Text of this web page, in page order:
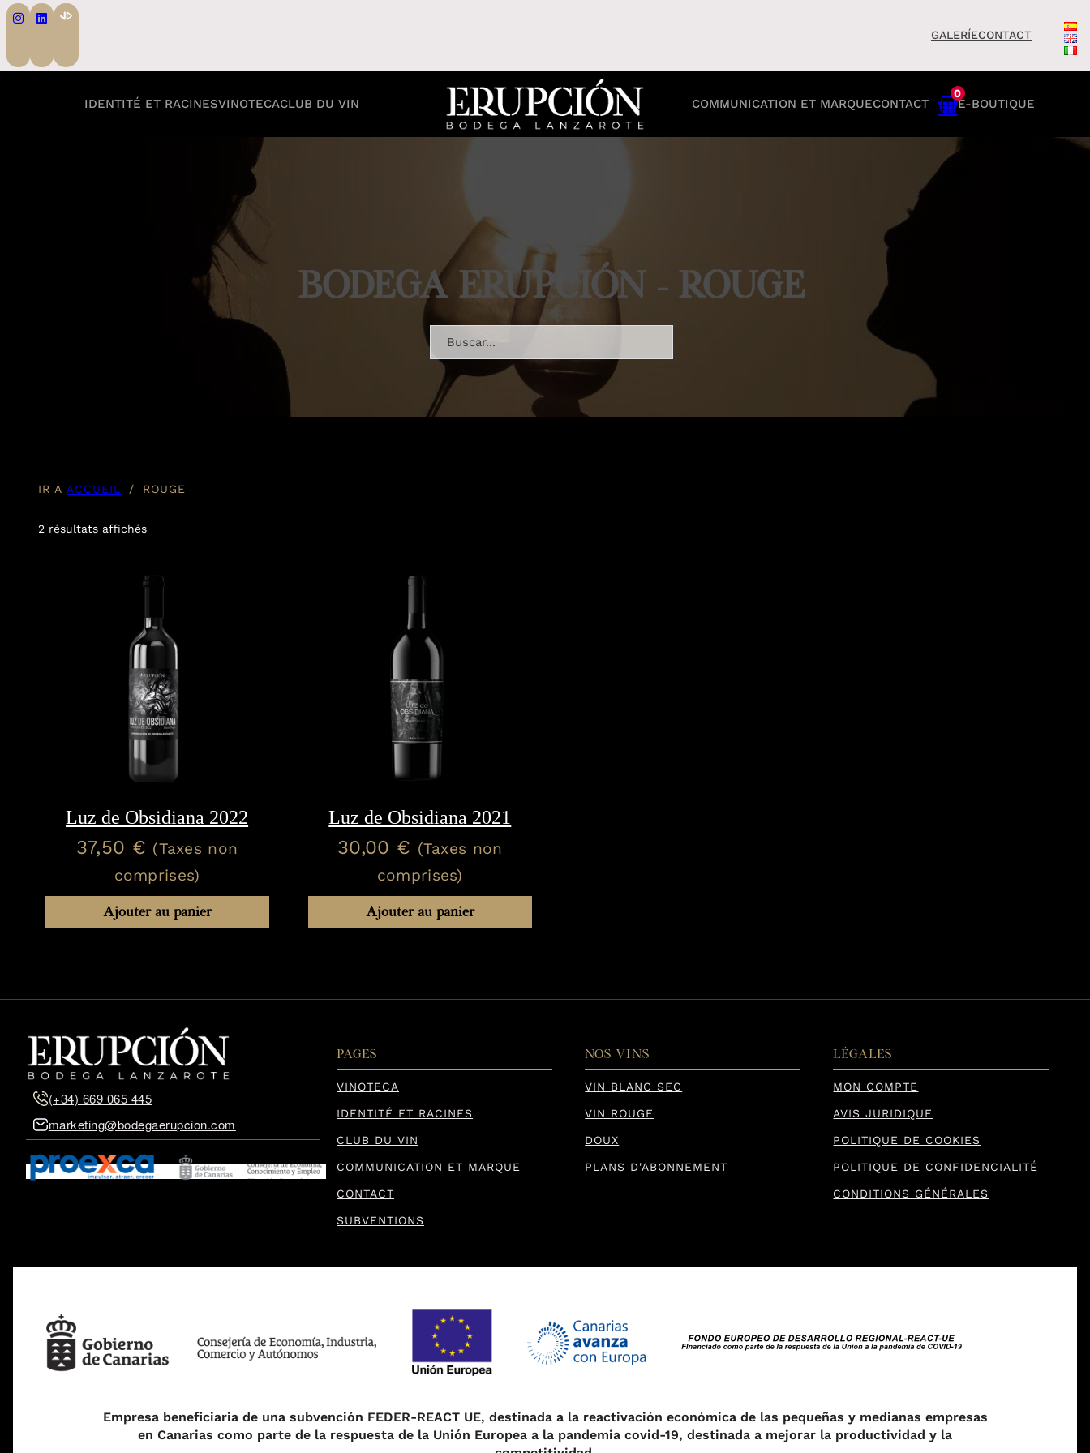
GALERÍECONTACT
IDENTITÉ ET RACINESVINOTECACLUB DU VIN COMMUNICATION ET MARQUECONTACT
0
E-BOUTIQUE
BODEGA ERUPCIÓN - ROUGE
IR A ACCUEIL / ROUGE
2 résultats affichés
Luz de Obsidiana 2022
37,50 € (Taxes non
comprises)
Ajouter au panier
Luz de Obsidiana 2021
30,00 € (Taxes non
comprises)
Ajouter au panier
(+34) 669 065 445
marketing@bodegaerupcion.com
PAGES
VINOTECA
IDENTITÉ ET RACINES
CLUB DU VIN
COMMUNICATION ET MARQUE
CONTACT
SUBVENTIONS
NOS VINS
VIN BLANC SEC
VIN ROUGE
DOUX
PLANS D'ABONNEMENT
LÉGALES
MON COMPTE
AVIS JURIDIQUE
POLITIQUE DE COOKIES
POLITIQUE DE CONFIDENCIALITÉ
CONDITIONS GÉNÉRALES
Empresa beneficiaria de una subvención FEDER-REACT UE, destinada a la reactivación económica de las pequeñas y medianas empresas
en Canarias como parte de la respuesta de la Unión Europea a la pandemia covid-19, destinada a mejorar la productividad y la